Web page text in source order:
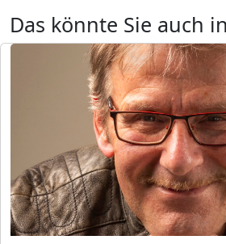
Das könnte Sie auch